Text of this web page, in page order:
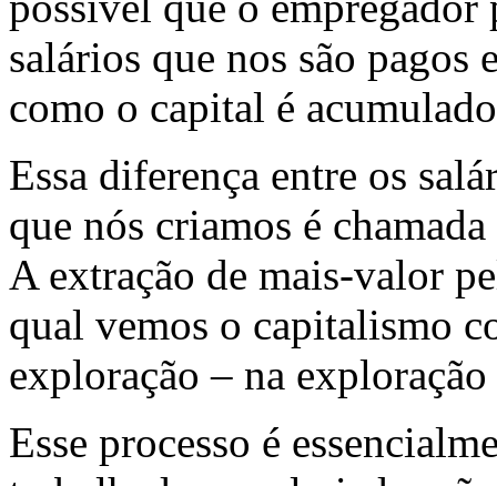
salários que nos são
como o capital é
Essa diferença entre os
que nós criamos é
A extração de mais-valor
qual vemos o capitalismo
exploração – na
Esse processo é